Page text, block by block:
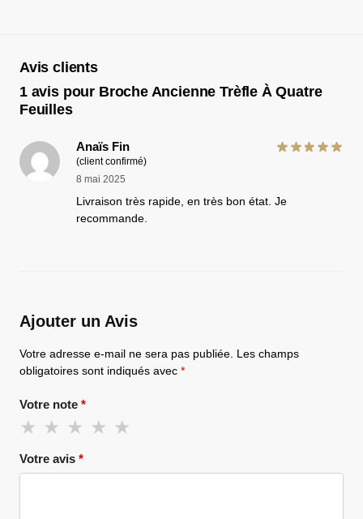
Avis clients
1 avis pour Broche Ancienne Trèfle À Quatre
Feuilles
Anaïs Fin
(client confirmé)
8 mai 2025
Livraison très rapide, en très bon état. Je
recommande.
Ajouter un Avis
Votre adresse e-mail ne sera pas publiée. Les champs
obligatoires sont indiqués avec *
Votre note *
Votre avis *